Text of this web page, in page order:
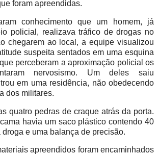
foram apreendidas.
conhecimento que um homem, já
policial, realizava tráfico de drogas no
chegarem ao local, a equipe visualizou
suspeita sentados em uma esquina
perceberam a aproximação policial os
nervosismo. Um deles saiu
em uma residência, não obedecendo
dos militares.
quatro pedras de craque atrás da porta.
havia um saco plástico contendo 40
droga e uma balança de precisão.
apreendidos foram encaminhados